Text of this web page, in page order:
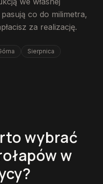
co do milimetra,
za realizację.
Sierpnica
wybrać
w